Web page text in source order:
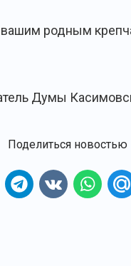
родным
Думы
Поделиться новостью